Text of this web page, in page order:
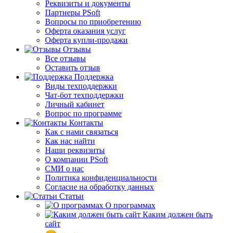
Реквизиты и документы
Партнеры PSoft
Вопросы по приобретению
Оферта оказания услуг
Оферта купли-продажи
Отзывы
Все отзывы
Оставить отзыв
Поддержка
Виды техподдержки
Чат-бот техподдержки
Личный кабинет
Вопрос по программе
Контакты
Как с нами связаться
Как нас найти
Наши реквизиты
О компании PSoft
СМИ о нас
Политика конфиденциальности
Согласие на обработку данных
Статьи
О программах
Каким должен быть
сайт